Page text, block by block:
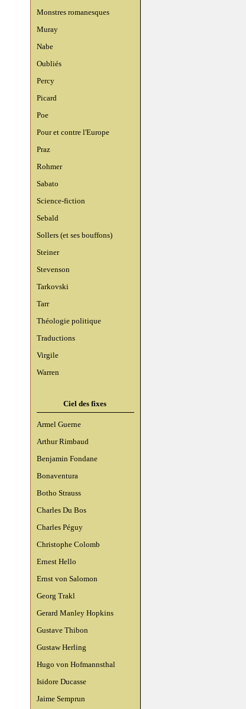
Monstres romanesques
Muray
Nabe
Oubliés
Percy
Picard
Poe
Pour et contre l'Europe
Praz
Rohmer
Sabato
Science-fiction
Sebald
Sollers (et ses bouffons)
Steiner
Stevenson
Tarkovski
Tarr
Théologie politique
Traductions
Virgile
Warren
Ciel des fixes
Armel Guerne
Arthur Rimbaud
Benjamin Fondane
Bonaventura
Botho Strauss
Charles Du Bos
Charles Péguy
Christophe Colomb
Ernest Hello
Ernst von Salomon
Georg Trakl
Gerard Manley Hopkins
Gustave Thibon
Gustaw Herling
Hugo von Hofmannsthal
Isidore Ducasse
Jaime Semprun